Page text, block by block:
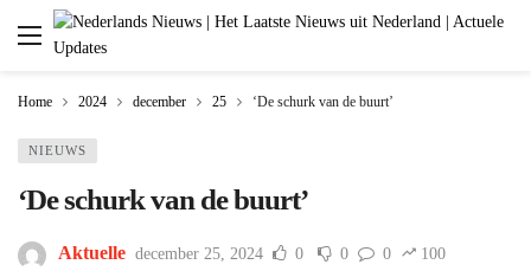
Home 2024 december 25 ‘De schurk van de buurt’
NIEUWS
‘De schurk van de buurt’
Aktuelle december 25, 2024 0 0 0 100